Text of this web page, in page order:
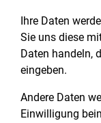
Ihre Daten
Sie uns diese
Daten handeln,
eingeben.
Andere Daten
Einwilligung